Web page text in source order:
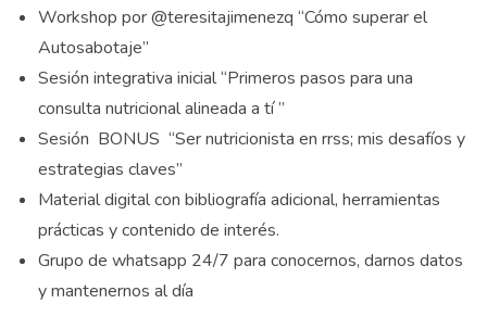
Workshop por @teresitajimenezq “Cómo superar el
Autosabotaje”
Sesión integrativa inicial “Primeros pasos para una
consulta nutricional alineada a tí”
Sesión BONUS “Ser nutricionista en rrss; mis desafíos y
estrategias claves”
Material digital con bibliografía adicional, herramientas
prácticas y contenido de interés.
Grupo de whatsapp 24/7 para conocernos, darnos datos
y mantenernos al día